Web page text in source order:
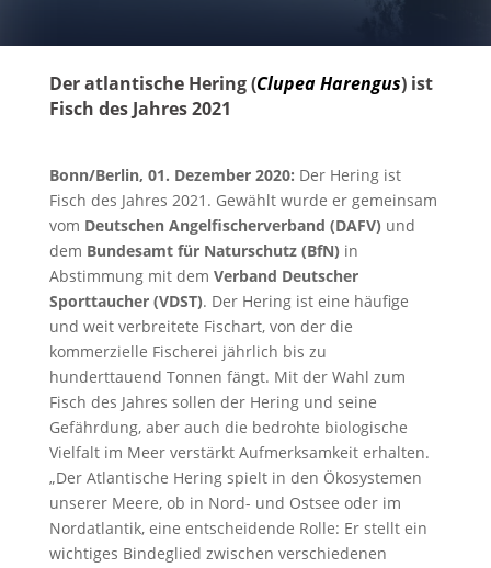
Der atlantische Hering (Clupea Harengus) ist
Fisch des Jahres 2021
Bonn/Berlin, 01. Dezember 2020: Der Hering ist
Fisch des Jahres 2021. Gewählt wurde er gemeinsam
vom Deutschen Angelfischerverband (DAFV) und
dem Bundesamt für Naturschutz (BfN) in
Abstimmung mit dem Verband Deutscher
Sporttaucher (VDST). Der Hering ist eine häufige
und weit verbreitete Fischart, von der die
kommerzielle Fischerei jährlich bis zu
hunderttauend Tonnen fängt. Mit der Wahl zum
Fisch des Jahres sollen der Hering und seine
Gefährdung, aber auch die bedrohte biologische
Vielfalt im Meer verstärkt Aufmerksamkeit erhalten.
„Der Atlantische Hering spielt in den Ökosystemen
unserer Meere, ob in Nord- und Ostsee oder im
Nordatlantik, eine entscheidende Rolle: Er stellt ein
wichtiges Bindeglied zwischen verschiedenen